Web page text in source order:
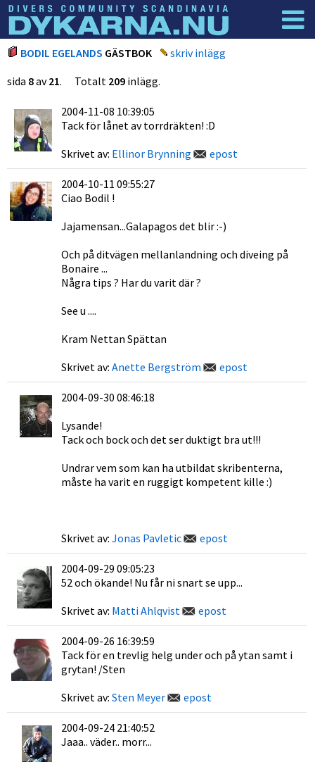
Dyknyheter
BODIL EGELANDS GÄSTBOK
skriv inlägg
sida 8av21. Totalt 209 inlägg.
2004-11-08 10:39:05
Tack för lånet av torrdräkten! :D
Skrivet av: Ellinor Brynning epost
2004-10-11 09:55:27
Ciao Bodil !
Jajamensan...Galapagos det blir :-)
Och på ditvägen mellanlandning och diveing på
Bonaire ...
Några tips ? Har du varit där ?
See u ....
Kram Nettan Spättan
Skrivet av: Anette Bergström epost
2004-09-30 08:46:18
Lysande!
Tack och bock och det ser duktigt bra ut!!!
Undrar vem som kan ha utbildat skribenterna,
måste ha varit en ruggigt kompetent kille :)
Skrivet av: Jonas Pavletic epost
2004-09-29 09:05:23
52 och ökande! Nu får ni snart se upp...
Skrivet av: Matti Ahlqvist epost
2004-09-26 16:39:59
Tack för en trevlig helg under och på ytan samt i
grytan! /Sten
Skrivet av: Sten Meyer epost
2004-09-24 21:40:52
Jaaa.. väder.. morr...